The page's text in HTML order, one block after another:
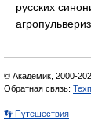
русских
© Академик, 2000-
Обратная связь:
👣 Путешествия